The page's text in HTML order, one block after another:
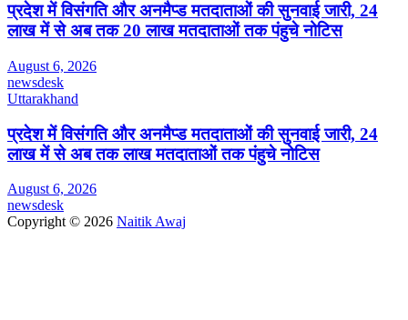
प्रदेश में विसंगति और अनमैप्ड मतदाताओं की सुनवाई जारी, 24
लाख में से अब तक 20 लाख मतदाताओं तक पंहुचे नोटिस
August 6, 2026
newsdesk
Uttarakhand
प्रदेश में विसंगति और अनमैप्ड मतदाताओं की सुनवाई जारी, 24
लाख में से अब तक लाख मतदाताओं तक पंहुचे नोटिस
August 6, 2026
newsdesk
Copyright © 2026 Naitik Awaj